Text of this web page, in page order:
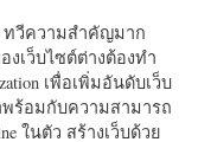
ทวีความสำคัญมาก
งเว็บไซต์ต่างต้องทำ
เพื่อเพิ่มอันดับเว็บ
พร้อมกับความสามารถ
ในตัว สร้างเว็บด้วย